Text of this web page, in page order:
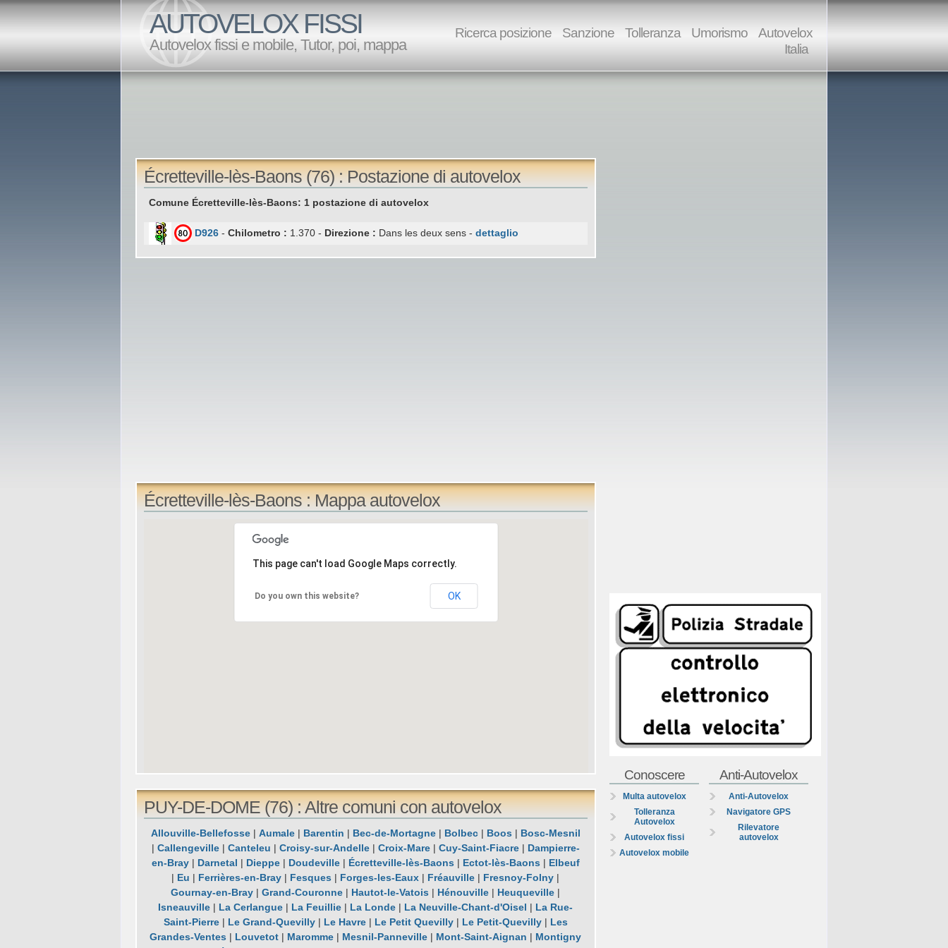
AUTOVELOX FISSI
Autovelox fissi e mobile, Tutor, poi, mappa
Ricerca posizione Sanzione Tolleranza Umorismo
Autovelox
Italia
Écretteville-lès-Baons (76) : Postazione di autovelox
Comune Écretteville-lès-Baons: 1 postazione di autovelox
D926 - Chilometro : 1.370 - Direzione : Dans les deux sens - dettaglio
Écretteville-lès-Baons : Mappa autovelox
This page can't load Google Maps correctly.
Do you own this website? OK
PUY-DE-DOME (76) : Altre comuni con autovelox
Allouville-Bellefosse| Aumale| Barentin | Bec-de-Mortagne| Bolbec| Boos | Bosc-Mesnil
| Callengeville| Canteleu | Croisy-sur-Andelle| Croix-Mare| Cuy-Saint-Fiacre| Dampierre-
en-Bray| Darnetal | Dieppe| Doudeville| Écretteville-lès-Baons | Ectot-lès-Baons | Elbeuf
| Eu | Ferrières-en-Bray | Fesques | Forges-les-Eaux | Fréauville | Fresnoy-Folny |
Gournay-en-Bray |Grand-Couronne | Hautot-le-Vatois | Hénouville | Heuqueville |
Isneauville | La Cerlangue | La Feuillie | La Londe | La Neuville-Chant-d'Oisel | La Rue-
Saint-Pierre| Le Grand-Quevilly| Le Havre| Le Petit Quevilly| Le Petit-Quevilly| Les
Grandes-Ventes | Louvetot | Maromme | Mesnil-Panneville | Mont-Saint-Aignan | Montigny
Conoscere
Multa autovelox
Tolleranza
Autovelox
Autovelox fissi
Autovelox mobile
Anti-Autovelox
Anti-Autovelox
Navigatore GPS
Rilevatore
autovelox